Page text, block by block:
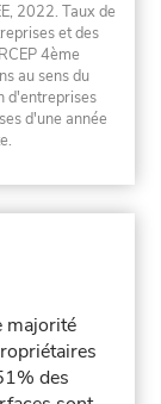
2022. Taux de
et des
4ème
au sens du
d'entreprises
d'une année
majorité
des